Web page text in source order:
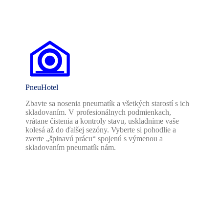
PneuHotel
Zbavte sa nosenia pneumatík a všetkých starostí s ich
skladovaním. V profesionálnych podmienkach,
vrátane čistenia a kontroly stavu, uskladníme vaše
kolesá až do ďalšej sezóny. Vyberte si pohodlie a
zverte „špinavú prácu“ spojenú s výmenou a
skladovaním pneumatík nám.